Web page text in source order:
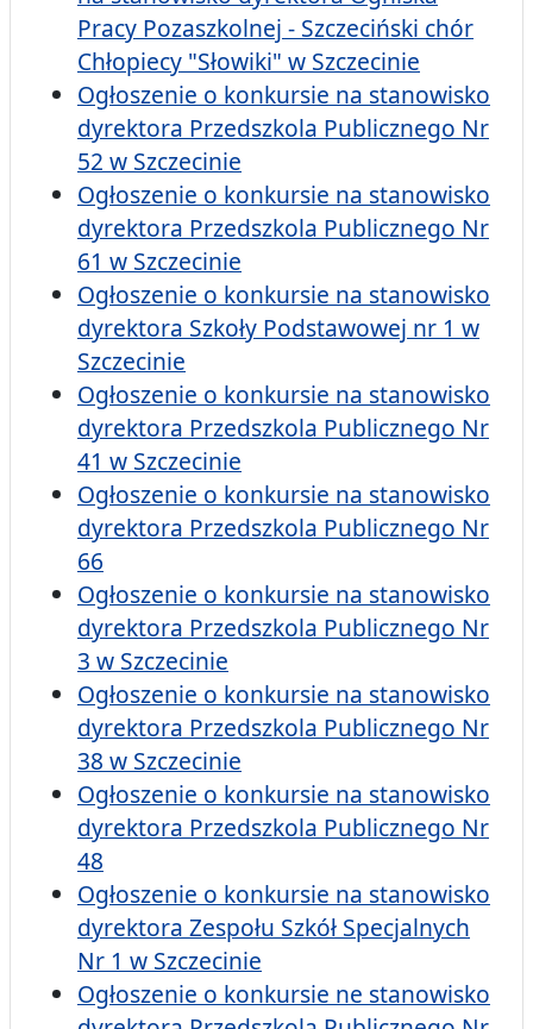
Pracy Pozaszkolnej - Szczeciński chór
Chłopiecy "Słowiki" w Szczecinie
Ogłoszenie o konkursie na stanowisko
dyrektora Przedszkola Publicznego Nr
52 w Szczecinie
Ogłoszenie o konkursie na stanowisko
dyrektora Przedszkola Publicznego Nr
61 w Szczecinie
Ogłoszenie o konkursie na stanowisko
dyrektora Szkoły Podstawowej nr 1 w
Szczecinie
Ogłoszenie o konkursie na stanowisko
dyrektora Przedszkola Publicznego Nr
41 w Szczecinie
Ogłoszenie o konkursie na stanowisko
dyrektora Przedszkola Publicznego Nr
66
Ogłoszenie o konkursie na stanowisko
dyrektora Przedszkola Publicznego Nr
3 w Szczecinie
Ogłoszenie o konkursie na stanowisko
dyrektora Przedszkola Publicznego Nr
38 w Szczecinie
Ogłoszenie o konkursie na stanowisko
dyrektora Przedszkola Publicznego Nr
48
Ogłoszenie o konkursie na stanowisko
dyrektora Zespołu Szkół Specjalnych
Nr 1 w Szczecinie
Ogłoszenie o konkursie ne stanowisko